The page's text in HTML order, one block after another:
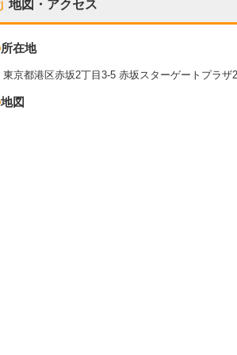
地図・アクセス
所在地
東京都港区赤坂2丁目3-5 赤坂スターゲートプラザ
地図